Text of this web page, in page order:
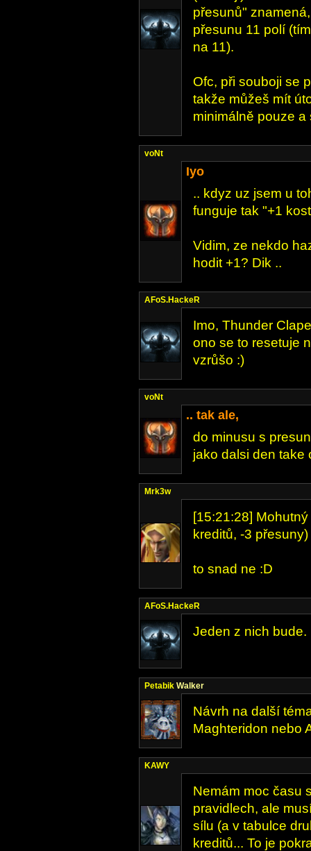
přesunů"
přesunu 11 polí
na 11).
Ofc, při souboji se
takže můžeš mít
minimálně pouze a
voNt
Iyo
.. kdyz uz jsem u
funguje tak "+1
Vidim, ze nekdo
hodit +1? Dik ..
AFoS.HackeR
Imo, Thunder
ono se to resetuje
vzrůšo :)
voNt
.. tak ale,
do minusu s
jako dalsi den take
Mrk3w
[15:21:28]
kreditů, -3 přesuny)
to snad ne :D
AFoS.HackeR
Jeden z nich bude.
Petabik Walker
Návrh na další
Maghteridon nebo
KAWY
Nemám moc času
pravidlech, ale
sílu (a v tabulce
kreditů... To je